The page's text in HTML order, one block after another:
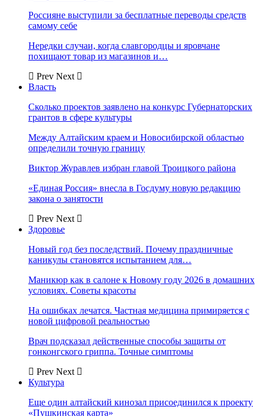
Россияне выступили за бесплатные переводы средств
самому себе
Нередки случаи, когда славгородцы и яровчане
похищают товар из магазинов и…
Prev Next
Власть
Сколько проектов заявлено на конкурс Губернаторских
грантов в сфере культуры
Между Алтайским краем и Новосибирской областью
определили точную границу
Виктор Журавлев избран главой Троицкого района
«Единая Россия» внесла в Госдуму новую редакцию
закона о занятости
Prev Next
Здоровье
Новый год без последствий. Почему праздничные
каникулы становятся испытанием для…
Маникюр как в салоне к Новому году 2026 в домашних
условиях. Советы красоты
На ошибках лечатся. Частная медицина примиряется с
новой цифровой реальностью
Врач подсказал действенные способы защиты от
гонконгского гриппа. Точные симптомы
Prev Next
Культура
Еще один алтайский кинозал присоединился к проекту
«Пушкинская карта»